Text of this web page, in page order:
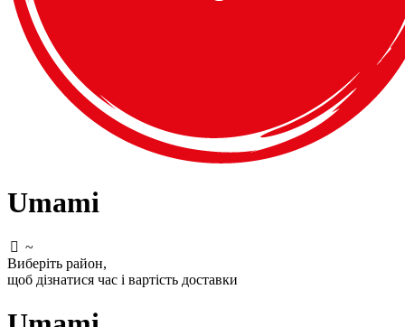
Umami
~
Виберіть район,
щоб дізнатися час і вартість доставки